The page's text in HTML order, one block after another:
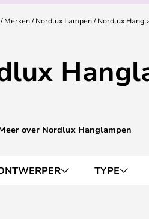
Merken Nordlux Lampen Nordlux
over Nordlux Hanglampen
TYPE